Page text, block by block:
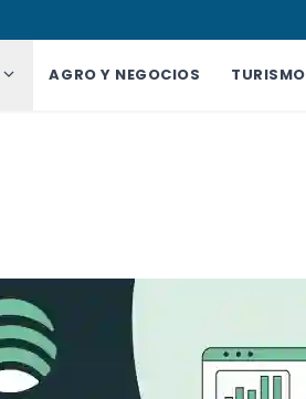
AGRO Y NEGOCIOS TURISMO